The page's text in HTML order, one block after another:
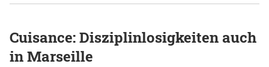
Cuisance: Disziplinlosigkeiten auch
in Marseille